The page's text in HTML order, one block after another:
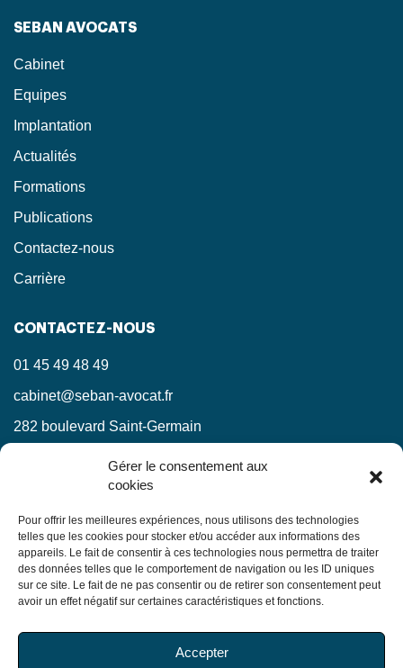
Gérer le consentement aux
cookies
Pour offrir les meilleures expériences, nous utilisons des technologies
telles que les cookies pour stocker et/ou accéder aux informations des
appareils. Le fait de consentir à ces technologies nous permettra de traiter
des données telles que le comportement de navigation ou les ID uniques
sur ce site. Le fait de ne pas consentir ou de retirer son consentement peut
avoir un effet négatif sur certaines caractéristiques et fonctions.
Accepter
SEBAN AVOCATS
Cabinet
Equipes
Implantation
Actualités
Formations
Publications
Contactez-nous
Carrière
CONTACTEZ-NOUS
01 45 49 48 49
cabinet@seban-avocat.fr
282 boulevard Saint-Germain
RESTEZ INFORMÉS !
Ne manquez pas nos actualités juridiques.
En soumettant ce formulaire, j’accepte que mes